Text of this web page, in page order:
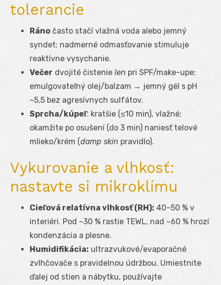
tolerancie
Ráno často stačí vlažná voda alebo jemný
syndet; nadmerné odmasťovanie stimuluje
reaktívne vysychanie.
Večer dvojité čistenie len pri SPF/make-upe:
emulgovateľný olej/balzam → jemný gél s pH
~5,5 bez agresívnych sulfátov.
Sprcha/kúpeľ: kratšie (≤10 min), vlažné;
okamžite po osušení (do 3 min) naniesť telové
mlieko/krém (damp skin pravidlo).
Vykurovanie a vlhkosť:
nastavte si mikroklímu
Cieľová relatívna vlhkosť (RH): 40–50 % v
interiéri. Pod ~30 % rastie TEWL, nad ~60 % hrozí
kondenzácia a plesne.
Humidifikácia: ultrazvukové/evaporačné
zvlhčovače s pravidelnou údržbou. Umiestnite
ďalej od stien a nábytku, používajte